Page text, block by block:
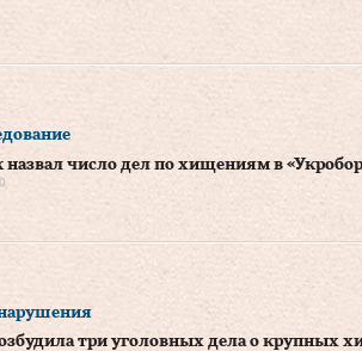
назвал число дел по хищениям в
три уголовных дела о крупных